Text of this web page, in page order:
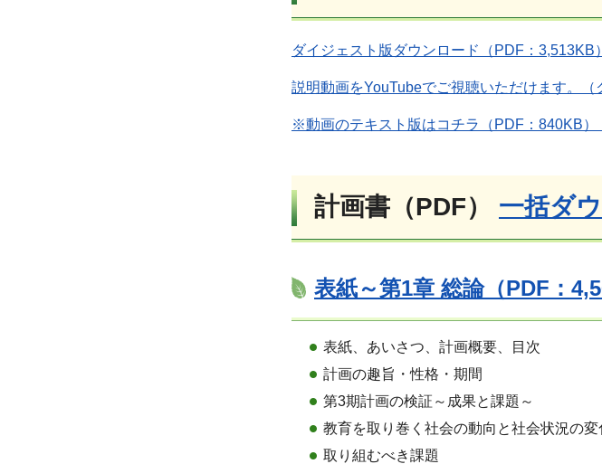
ダイジェスト版ダウンロード（PDF：3,513KB
説明動画をYouTubeでご視聴いただけます。（
※動画のテキスト版はコチラ（PDF：840KB）
計画書（PDF） 一括ダ
表紙～第1章 総論（PDF：
表紙、あいさつ、計画概要、目次
計画の趣旨・性格・期間
第3期計画の検証～成果と課題～
教育を取り巻く社会の動向と社会状況の変
取り組むべき課題